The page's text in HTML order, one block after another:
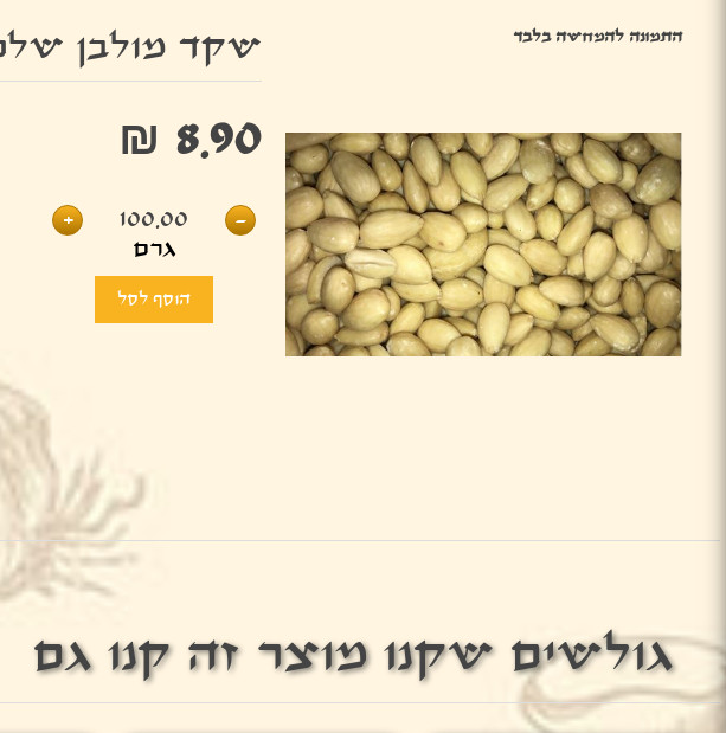
שקד מולבן שלם - 100
₪ 8.90
-
100.00
גרם
+
התמונה להמחשה בלבד
גולשים שקנו מוצר זה קנו גם